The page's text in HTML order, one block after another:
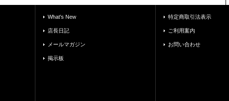
What's New
店長日記
メールマガジン
掲示板
特定商取引法表示
ご利用案内
お問い合わせ